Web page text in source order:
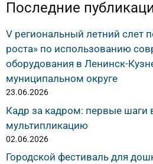
Последние
V региональный летний слет
роста» по использованию
оборудования в Ленинск-
муниципальном округе
23.06.2026
Кадр за кадром: первые шаги
мультипликацию
02.06.2026
Городской фестиваль для